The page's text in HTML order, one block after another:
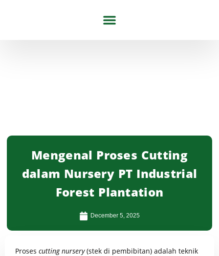
Mengenal Proses Cutting
dalam Nursery PT Industrial
Forest Plantation
December 5, 2025
Proses cutting nursery(stek di pembibitan) adalah teknik